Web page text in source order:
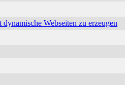
Webseiten zu erzeugen